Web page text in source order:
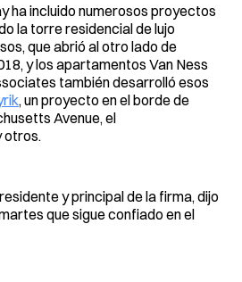
ha incluido numerosos proyectos
la torre residencial de lujo
que abrió al otro lado de
y los apartamentos Van Ness
también desarrolló esos
, un proyecto en el borde de
Avenue, el
otros.
y principal de la firma, dijo
que sigue confiado en el